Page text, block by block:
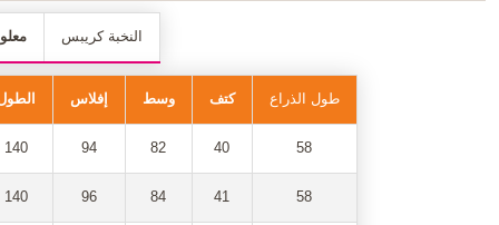
النخبة كريبس
إفلاس وسط كتف طول الذراع
140 94 82 40 58
140 96 84 41 58